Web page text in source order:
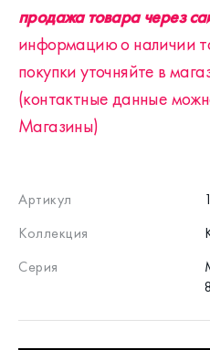
продажа товара через
информацию о наличии
покупки уточняйте в
(контактные данные
Магазины)
Артикул
Коллекция
Серия